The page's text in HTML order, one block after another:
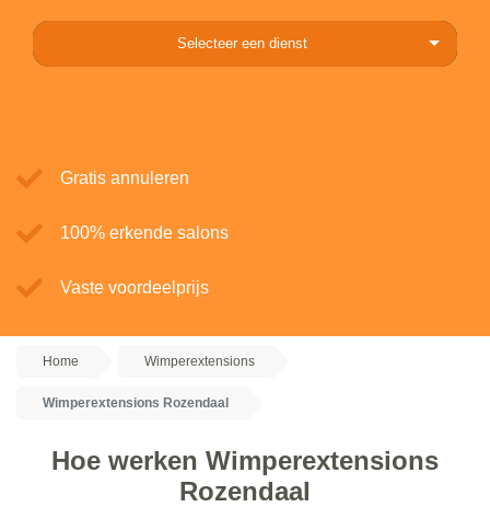
Selecteer een dienst
Gratis annuleren
100% erkende salons
Vaste voordeelprijs
Home Wimperextensions
Wimperextensions Rozendaal
Hoe werken Wimperextensions
Rozendaal